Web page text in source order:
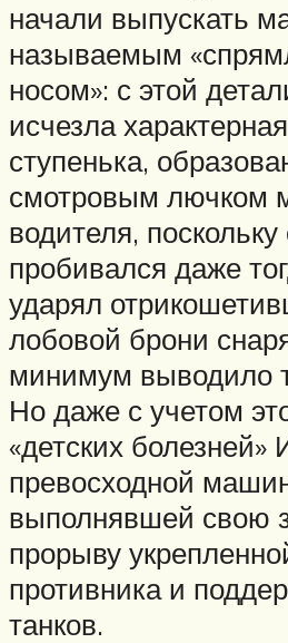
начали выпускать
называемым
носом»: с этой
исчезла
ступенька,
смотровым лючком
водителя, поскольку
пробивался даже
ударял
лобовой брони
минимум выводило
Но даже с учетом
«детских
превосходной
выполнявшей свою
прорыву
противника и
танков.